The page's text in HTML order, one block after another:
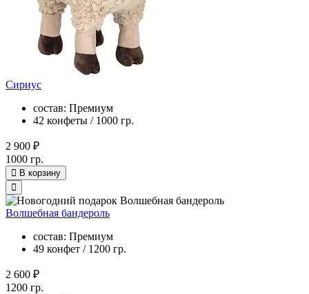
Сириус
состав: Премиум
42 конфеты / 1000 гр.
2 900 ₽
1000 гр.
В корзину
Волшебная бандероль
состав: Премиум
49 конфет / 1200 гр.
2 600 ₽
1200 гр.